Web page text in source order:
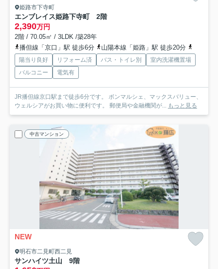
姫路市下寺町
エンブレイス姫路下寺町 2階
2,390万円
2階 / 70.05㎡ / 3LDK /築28年
播但線「京口」駅 徒歩6分
山陽本線「姫路」駅 徒歩20分
陽当り良好 リフォーム済 バス・トイレ別
室内洗濯機置場
バルコニー
電気有
JR播但線京口駅まで徒歩6分です。 ボンマルシェ、マックスバリュー、
ウェルシアがお買い物に便利です。 郵便局や金融機関が... もっと見る
中古マンション
NEW
明石市二見町西二見
サンハイツ土山 9階